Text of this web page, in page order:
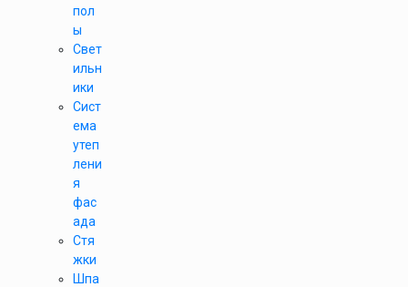
пол
ы
Свет
ильн
ики
Сист
ема
утеп
лени
я
фас
ада
Стя
жки
Шпа